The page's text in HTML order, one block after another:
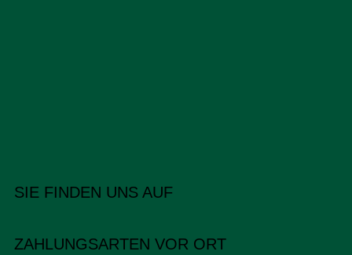
SIE FINDEN UNS AUF
ZAHLUNGSARTEN VOR ORT